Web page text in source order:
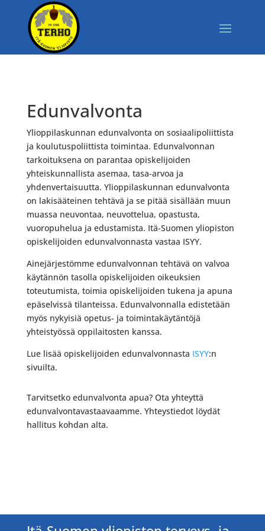
Edunvalvonta
Ylioppilaskunnan edunvalvonta on sosiaalipoliittista
ja koulutuspoliittista toimintaa. Edunvalvonnan
tarkoituksena on parantaa opiskelijoiden
yhteiskunnallista asemaa, tasa-arvoa ja
yhdenvertaisuutta. Ylioppilaskunnan edunvalvonta
on lakisääteinen tehtävä ja se pitää sisällään muun
muassa neuvontaa, neuvottelua, opastusta,
vuoropuhelua ja edustamista. Itä-Suomen yliopiston
opiskelijoiden edunvalvonnasta vastaa ISYY.
Ainejärjestömme edunvalvonnan tehtävä on valvoa
käytännön tasolla opiskelijoiden oikeuksien
toteutumista, toimia opiskelijoiden tukena ja apuna
epäselvissä tilanteissa. Edunvalvonnalla edistetään
myös nykyisiä opetus- ja toimintakäytäntöjä
yhteistyössä oppilaitosten kanssa.
Lue lisää opiskelijoiden edunvalvonnasta ISYY:n
sivuilta.
Tarvitsetko edunvalvonta apua? Ota yhteyttä
edunvalvontavastaavaamme. Yhteystiedot löydät
hallitus kohdan alta.